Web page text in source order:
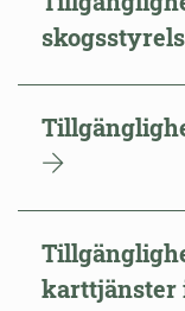
karttjänster